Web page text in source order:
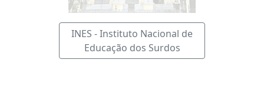
INES - Instituto Nacional de
Educação dos Surdos